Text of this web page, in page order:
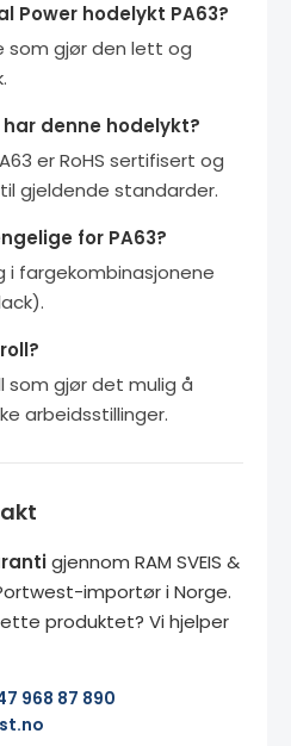
Power hodelykt PA63?
som gjør den lett og
denne hodelykt?
er RoHS sertifisert og
gjeldende standarder.
for PA63?
i fargekombinasjonene
som gjør det mulig å
arbeidsstillinger.
gjennom RAM SVEIS &
importør i Norge.
produktet? Vi hjelper
968 87 890